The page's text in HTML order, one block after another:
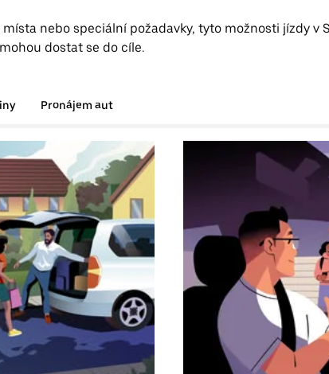
nebo speciální požadavky, tyto možnosti jízdy v
dostat se do cíle.
Pronájem aut